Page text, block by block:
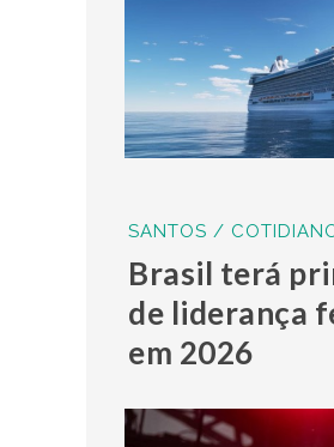
SANTOS /
Brasil terá
de liderança
em 2026